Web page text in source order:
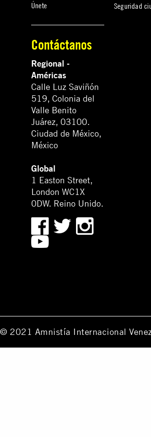
Únete
Seguridad
Contáctanos
Regional -
Américas
Calle Luz Saviñón
519, Colonia del
Valle Benito
Juárez, 03100.
Ciudad de México,
México
Global
1 Easton Street,
London WC1X
0DW. Reino Unido.
© 2021 Amnistía Internacional